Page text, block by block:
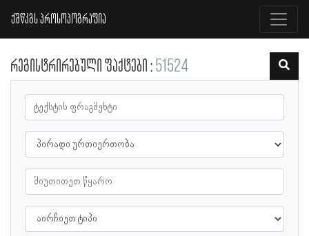
ქშწკგს პროსოპოგრაფია
რეგისტრირებული ფაქტები 51524